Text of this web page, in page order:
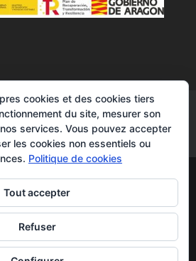
Instagram
Contacts
YouTube
de
- todos los derechos
reservados ®
aviso legal
cookies et des cookies tiers
du site, mesurer son
services. Vous pouvez accepter
les cookies non essentiels ou
Politique de cookies
Tout accepter
Refuser